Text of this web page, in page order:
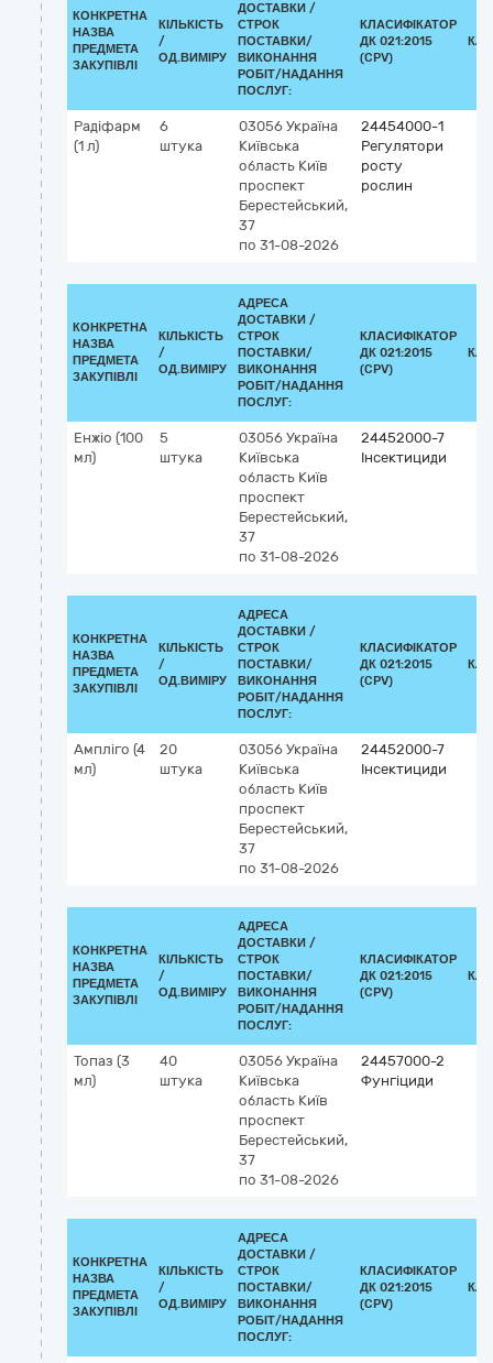
КОНКРЕТНА
НАЗВА
ПРЕДМЕТА
ЗАКУПІВЛІ
КІЛЬКІСТЬ
/
ОД.ВИМІРУ
ДОСТАВКИ /
СТРОК
ПОСТАВКИ/
ВИКОНАННЯ
РОБІТ/НАДАННЯ
ПОСЛУГ:
КЛАСИФІКАТОР
ДК 021:2015
(CPV)
Радіфарм
(1 л)
6
штука
03056 Україна
Київська
область Київ
проспект
Берестейський,
37
по 31-08-2026
24454000-1
Регулятори
росту
рослин
КОНКРЕТНА
НАЗВА
ПРЕДМЕТА
ЗАКУПІВЛІ
КІЛЬКІСТЬ
/
ОД.ВИМІРУ
АДРЕСА
ДОСТАВКИ /
СТРОК
ПОСТАВКИ/
ВИКОНАННЯ
РОБІТ/НАДАННЯ
ПОСЛУГ:
КЛАСИФІКАТОР
ДК 021:2015
(CPV)
Енжіо (100
мл)
5
штука
03056 Україна
Київська
область Київ
проспект
Берестейський,
37
по 31-08-2026
24452000-7
Інсектициди
КОНКРЕТНА
НАЗВА
ПРЕДМЕТА
ЗАКУПІВЛІ
КІЛЬКІСТЬ
/
ОД.ВИМІРУ
АДРЕСА
ДОСТАВКИ /
СТРОК
ПОСТАВКИ/
ВИКОНАННЯ
РОБІТ/НАДАННЯ
ПОСЛУГ:
КЛАСИФІКАТОР
ДК 021:2015
(CPV)
Ампліго (4
мл)
20
штука
03056 Україна
Київська
область Київ
проспект
Берестейський,
37
по 31-08-2026
24452000-7
Інсектициди
КОНКРЕТНА
НАЗВА
ПРЕДМЕТА
ЗАКУПІВЛІ
КІЛЬКІСТЬ
/
ОД.ВИМІРУ
АДРЕСА
ДОСТАВКИ /
СТРОК
ПОСТАВКИ/
ВИКОНАННЯ
РОБІТ/НАДАННЯ
ПОСЛУГ:
КЛАСИФІКАТОР
ДК 021:2015
(CPV)
Топаз (3
мл)
40
штука
03056 Україна
Київська
область Київ
проспект
Берестейський,
37
по 31-08-2026
24457000-2
Фунгіциди
КОНКРЕТНА
НАЗВА
ПРЕДМЕТА
ЗАКУПІВЛІ
КІЛЬКІСТЬ
/
ОД.ВИМІРУ
АДРЕСА
ДОСТАВКИ /
СТРОК
ПОСТАВКИ/
ВИКОНАННЯ
РОБІТ/НАДАННЯ
ПОСЛУГ:
КЛАСИФІКАТОР
ДК 021:2015
(CPV)